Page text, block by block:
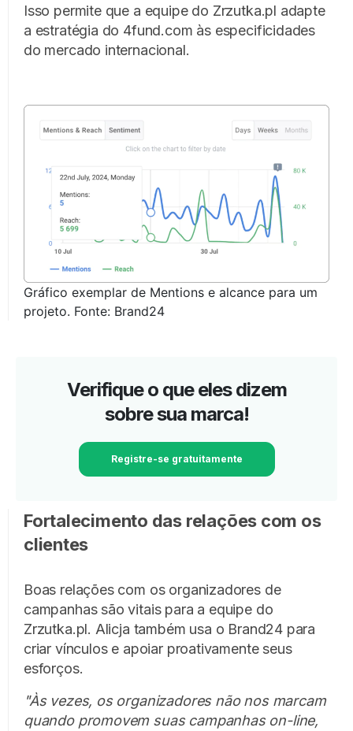
Isso permite que a equipe do Zrzutka.pl adapte
a estratégia do 4fund.com às especificidades
do mercado internacional.
Gráfico exemplar de Mentions e alcance para um
projeto. Fonte: Brand24
Verifique o que eles dizem
sobre sua marca!
Registre-se gratuitamente
Fortalecimento das relações com os
clientes
Boas relações com os organizadores de
campanhas são vitais para a equipe do
Zrzutka.pl. Alicja também usa o Brand24 para
criar vínculos e apoiar proativamente seus
esforços.
"Às vezes, os organizadores não nos marcam
quando promovem suas campanhas on-line,